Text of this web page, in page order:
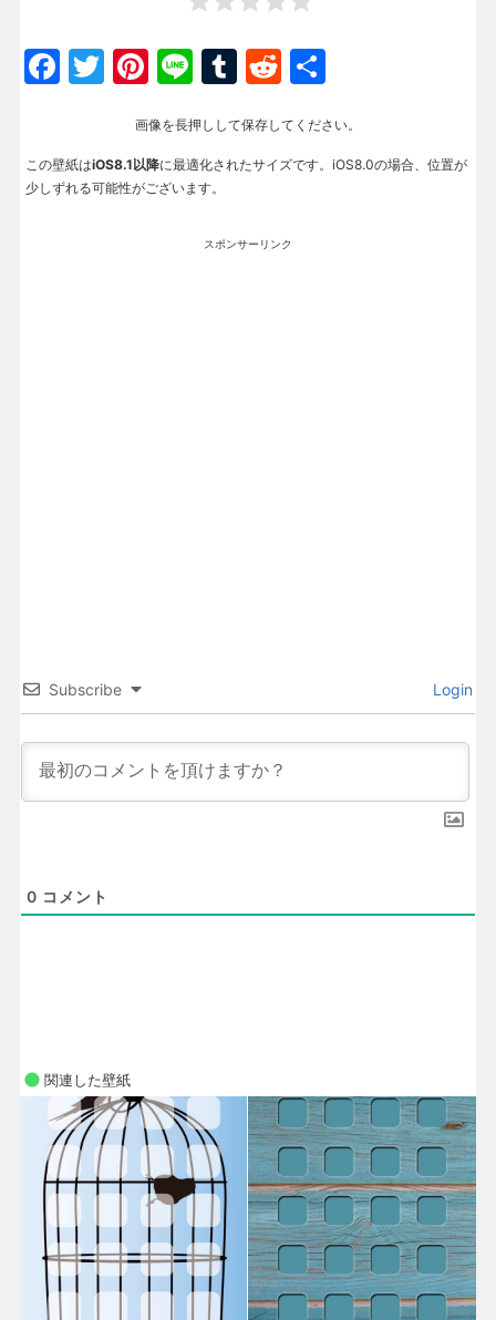
Facebook
Twitter
Pinterest
LineTumblr
Reddit
画像を長押しして保存してください。
この壁紙はiOS8.1以降に最適化されたサイズです。iOS8.0の場合、位置が
少しずれる可能性がございます。
スポンサーリンク
Subscribe Login
0 コメント
関連した壁紙